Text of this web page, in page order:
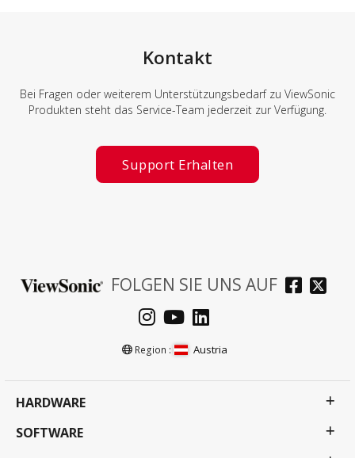
Kontakt
Bei Fragen oder weiterem Unterstützungsbedarf zu ViewSonic
Produkten steht das Service-Team jederzeit zur Verfügung.
Support Erhalten
FOLGEN SIE UNS AUF
Region : Austria
HARDWARE
SOFTWARE